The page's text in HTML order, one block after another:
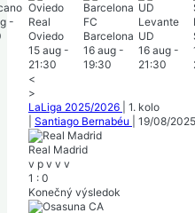
-
Real
Oviedo
15 aug -
21:30
FC
Barcelona
16 aug -
19:30
Levante
UD
16 aug -
21:30
<
>
LaLiga 2025/2026
1. kolo
Santiago Bernabéu 19/08/2025
Real Madrid
v p v v v
1 : 0
Konečný výsledok